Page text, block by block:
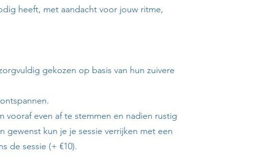
heeft, met aandacht voor jouw ritme,
gekozen op basis van hun zuivere
even af te stemmen en nadien rustig
kun je je sessie verrijken met een
de sessie (+ €10).